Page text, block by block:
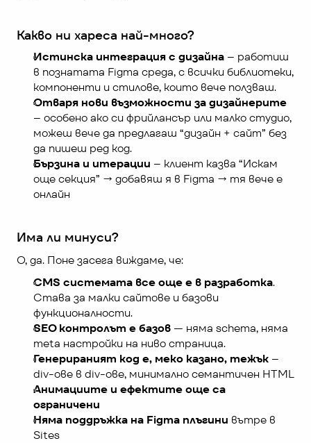
Какво ни хареса най-много?
Истинска интеграция с дизайна – работиш
в познатата Figma среда, с всички библиотеки,
компоненти и стилове, които вече ползваш.
Отваря нови възможности за дизайнерите
– особено ако си фрийлансър или малко студио,
можеш вече да предлагаш “дизайн + сайт” без
да пишеш ред код.
Бързина и итерации – клиент казва “Искам
още секция” → добавяш я в Figma → тя вече е
онлайн
Има ли минуси?
О, да. Поне засега виждаме, че:
CMS системата все още е в разработка.
Става за малки сайтове и базови
функционалности.
SEO контролът е базов — няма schema, няма
meta настройки на ниво страница.
Генерираният код е, меко казано, тежък –
div-ове в div-ове, минимално семантичен HTML
Анимациите и ефектите още са
ограничени
Няма поддръжка на Figma плъгини вътре в
Sites